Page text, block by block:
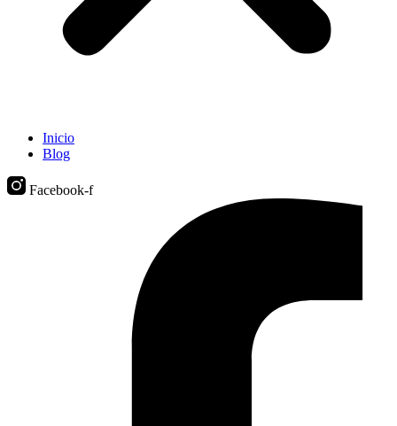
Inicio
Blog
Facebook-f